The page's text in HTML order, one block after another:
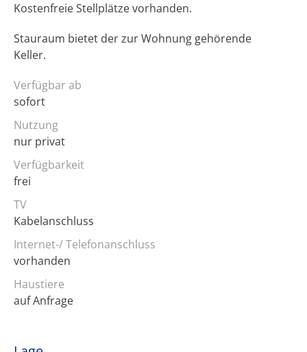
Kostenfreie Stellplätze vorhanden.
Stauraum bietet der zur Wohnung gehörende
Keller.
Verfügbar ab
sofort
Nutzung
nur privat
Verfügbarkeit
frei
TV
Kabelanschluss
Internet-/ Telefonanschluss
vorhanden
Haustiere
auf Anfrage